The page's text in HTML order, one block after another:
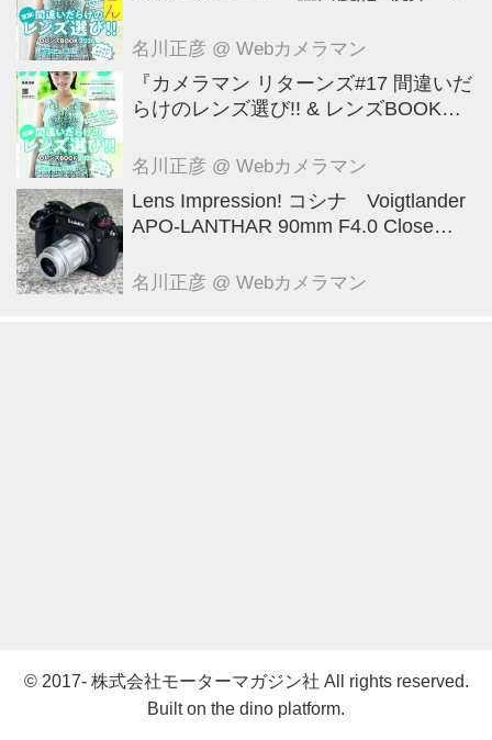
名川正彦 @ Webカメラマン
『カメラマン リターンズ#17 間違いだ
らけのレンズ選び!! & レンズBOOK
名川正彦 @ Webカメラマン
Lens Impression! コシナ Voigtlander
APO-LANTHAR 90mm F4.0 Close
（税込） ●マウント:ベッサM ●photo
名川正彦 @ Webカメラマン
© 2017- 株式会社モーターマガジン社 All rights reserved.
Built on the dino platform.